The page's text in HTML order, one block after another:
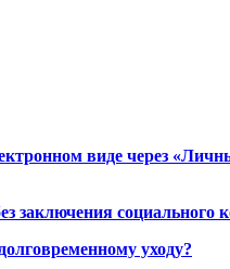
виде через
заключения социального
уходу?